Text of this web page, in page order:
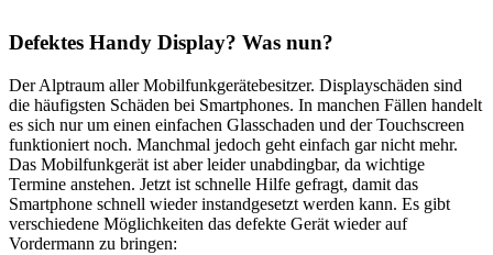
Defektes Handy Display? Was nun?
Der Alptraum aller Mobilfunkgerätebesitzer. Displayschäden sind
die häufigsten Schäden bei Smartphones. In manchen Fällen handelt
es sich nur um einen einfachen Glasschaden und der Touchscreen
funktioniert noch. Manchmal jedoch geht einfach gar nicht mehr.
Das Mobilfunkgerät ist aber leider unabdingbar, da wichtige
Termine anstehen. Jetzt ist schnelle Hilfe gefragt, damit das
Smartphone schnell wieder instandgesetzt werden kann. Es gibt
verschiedene Möglichkeiten das defekte Gerät wieder auf
Vordermann zu bringen: